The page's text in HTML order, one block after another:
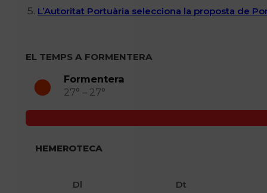
L’Autoritat Portuària selecciona la proposta de
EL TEMPS A FORMENTERA
Formentera
27° – 27°
HEMEROTECA
Dl Dt